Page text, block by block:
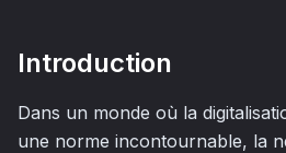
Introduction
Dans un monde où la
une norme incontournable, la